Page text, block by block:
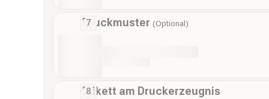
Druckmuster (Optional)
Etikett am Druckerzeugnis